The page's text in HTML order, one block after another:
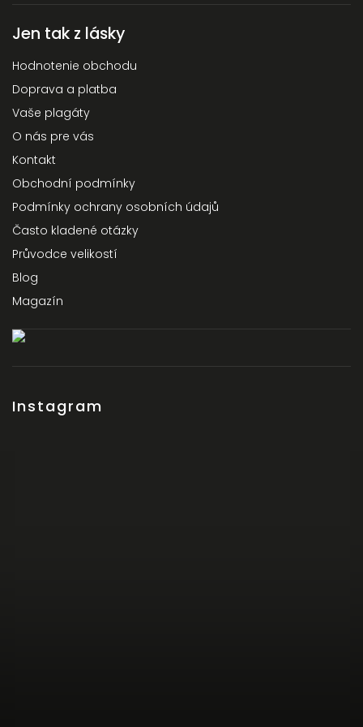
Jen tak z lásky
Hodnotenie obchodu
Doprava a platba
Vaše plagáty
O nás pre vás
Kontakt
Obchodní podmínky
Podmínky ochrany osobních údajů
Často kladené otázky
Průvodce velikostí
Blog
Magazín
Instagram